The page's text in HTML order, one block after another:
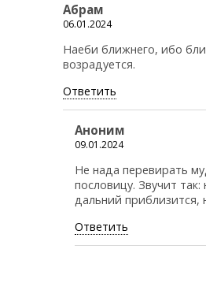
Абрам
06.01.2024
Наеби ближнего, ибо
возрадуется.
Ответить
Аноним
09.01.2024
Не нада перевирать
пословицу. Звучит
дальний приблизится,
Ответить